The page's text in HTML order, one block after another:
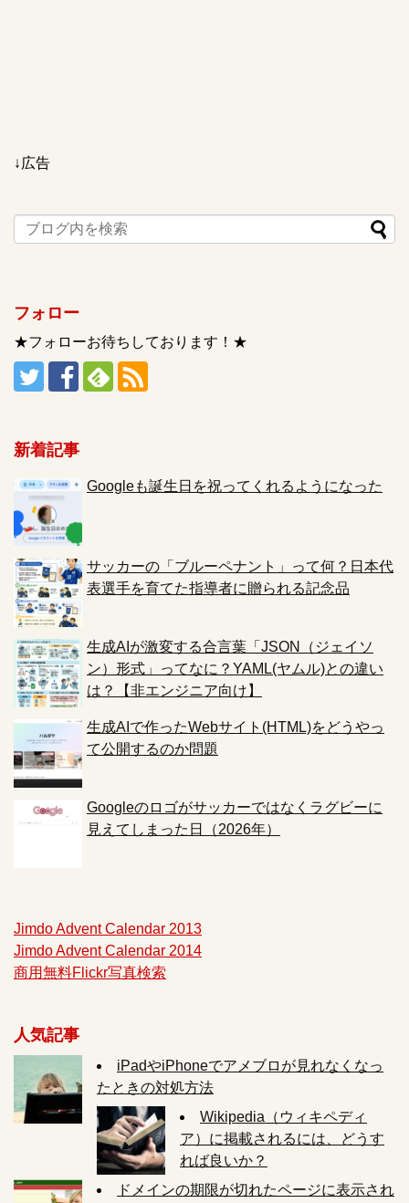
↓広告
フォロー
★フォローお待ちしております！★
新着記事
Googleも誕生日を祝ってくれるようになった
サッカーの「ブルーペナント」って何？日本代
表選手を育てた指導者に贈られる記念品
生成AIが激変する合言葉「JSON（ジェイソ
ン）形式」ってなに？YAML(ヤムル)との違い
は？【非エンジニア向け】
生成AIで作ったWebサイト(HTML)をどうやっ
て公開するのか問題
Googleのロゴがサッカーではなくラグビーに
見えてしまった日（2026年）
Jimdo Advent Calendar 2013
Jimdo Advent Calendar 2014
商用無料Flickr写真検索
人気記事
iPadやiPhoneでアメブロが見れなくなっ
たときの対処方法
Wikipedia（ウィキペディ
ア）に掲載されるには、どうす
れば良いか？
ドメインの期限が切れたページに表示され